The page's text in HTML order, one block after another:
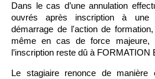
Dans le cas d’une annulation
ouvrés après inscription à
démarrage de l'action de
même en cas de force majeure,
l’inscription reste dû à FORMATION
Le stagiaire renonce de